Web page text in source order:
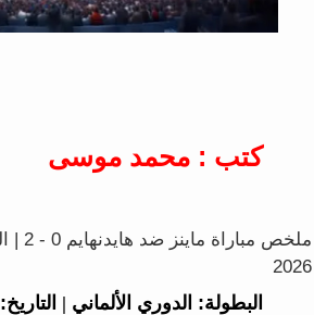
كتب : محمد موسى
2026
البطولة: الدوري الألماني | التاريخ: